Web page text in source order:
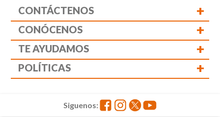
CONTÁCTENOS +
CONÓCENOS +
TE AYUDAMOS +
POLÍTICAS +
Siguenos: